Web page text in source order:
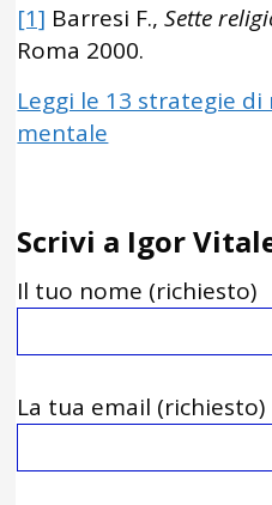
[1] Barresi F.,Sette
Roma 2000.
Leggi le 13 strategie
mentale
Scrivi a Igor
Il tuo nome (richiesto)
La tua email (richiesto)